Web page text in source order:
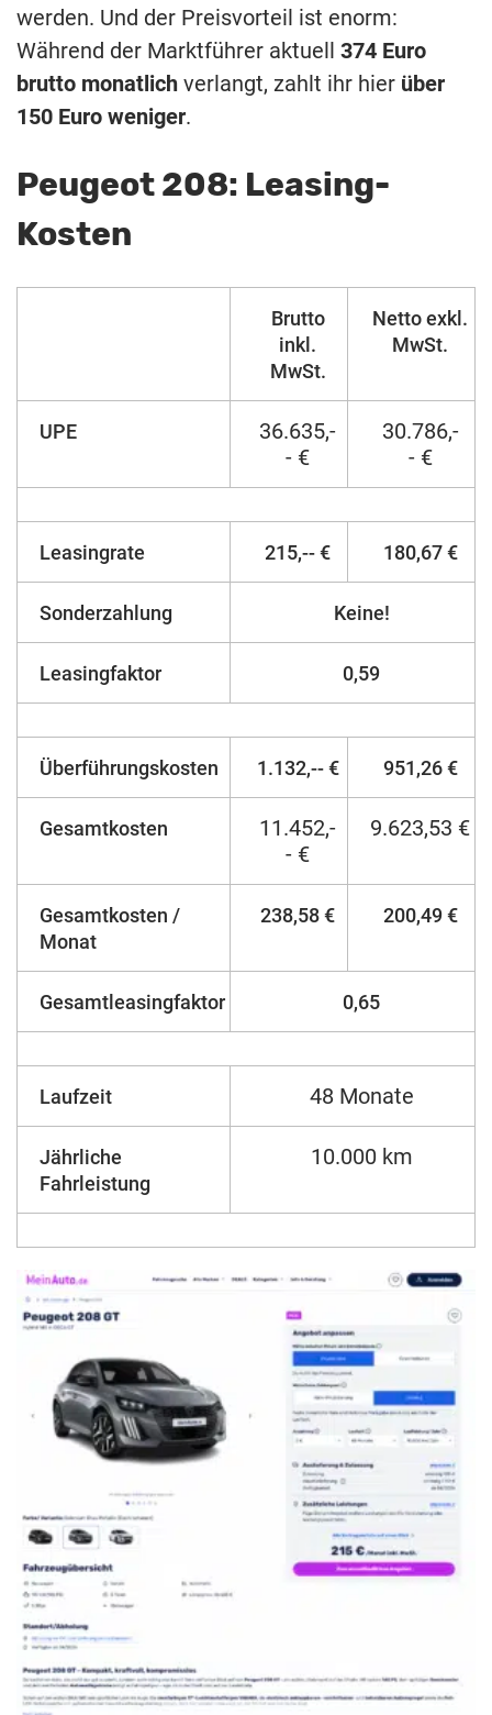
werden. Und der Preisvorteil ist enorm:
Während der Marktführer aktuell 374 Euro
brutto monatlich verlangt, zahlt ihr hier über
150 Euro weniger.
Peugeot 208: Leasing-
Kosten
Brutto
inkl.
MwSt.
Netto exkl.
MwSt.
UPE
36.635,-
- €
30.786,-
- €
Leasingrate 215,-- € 180,67 €
Sonderzahlung Keine!
Leasingfaktor 0,59
Überführungskosten 1.132,-- € 951,26 €
Gesamtkosten
11.452,-
- €
9.623,53 €
Gesamtkosten /
Monat
238,58 € 200,49 €
Gesamtleasingfaktor 0,65
Laufzeit 48 Monate
Jährliche
Fahrleistung
10.000 km